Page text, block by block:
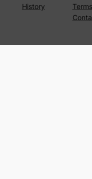
History